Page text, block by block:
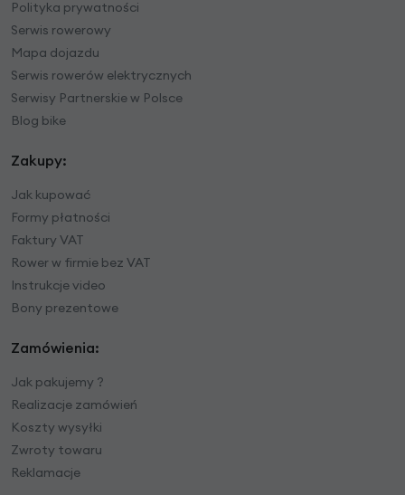
Polityka prywatności
Serwis rowerowy
Mapa dojazdu
Serwis rowerów elektrycznych
Serwisy Partnerskie w Polsce
Blog bike
Zakupy:
Jak kupować
Formy płatności
Faktury VAT
Rower w firmie bez VAT
Instrukcje video
Bony prezentowe
Zamówienia:
Jak pakujemy ?
Realizacje zamówień
Koszty wysyłki
Zwroty towaru
Reklamacje